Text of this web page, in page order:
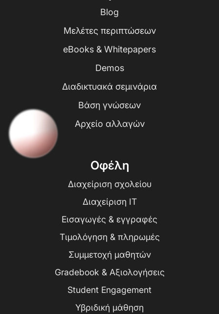
Blog
Μελέτες περιπτώσεων
eBooks & Whitepapers
Demos
Διαδικτυακά σεμινάρια
Βάση γνώσεων
Αρχείο αλλαγών
Οφέλη
Διαχείριση σχολείου
Διαχείριση IT
Εισαγωγές & εγγραφές
Τιμολόγηση & πληρωμές
Συμμετοχή μαθητών
Gradebook & Αξιολογήσεις
Student Engagement
Υβριδική μάθηση